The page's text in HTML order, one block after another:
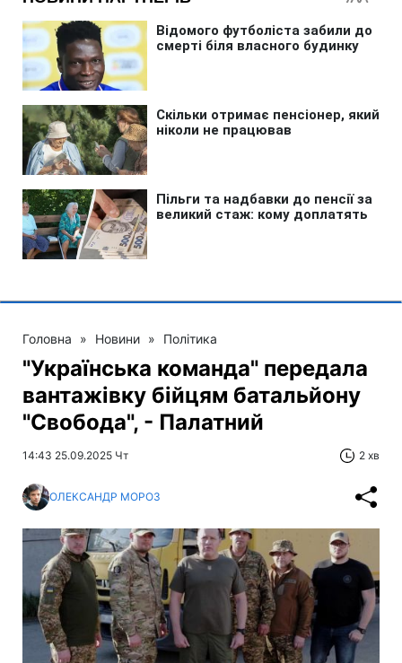
Головна » Новини » Політика
"Українська команда" передала
вантажівку бійцям батальйону
"Свобода", - Палатний
14:43 25.09.2025 Чт 2 хв
ОЛЕКСАНДР МОРОЗ